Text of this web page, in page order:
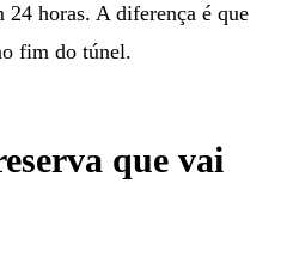
24 horas. A diferença é que
fim do túnel.
que vai